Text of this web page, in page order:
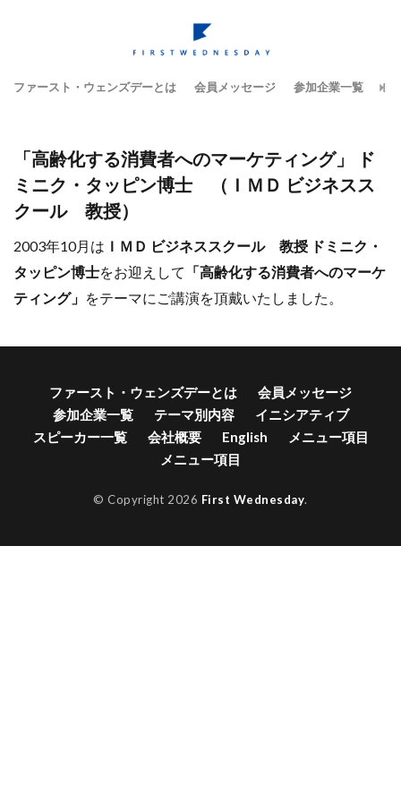
ファースト・ウェンズデーとは 会員メッセージ 参加企業一覧 テ
「高齢化する消費者へのマーケティング」 ド
ミニク・タッピン博士 （ＩＭＤ ビジネスス
クール 教授）
2003年10月は ＩＭＤ ビジネススクール 教授 ドミニク・
タッピン博士をお迎えして 「高齢化する消費者へのマーケ
ティング」 をテーマにご講演を頂戴いたしました。
ファースト・ウェンズデーとは
会員メッセージ
参加企業一覧
テーマ別内容
イニシアティブ
スピーカー一覧
会社概要 English
メニュー項目
メニュー項目
© Copyright 2026 First Wednesday.